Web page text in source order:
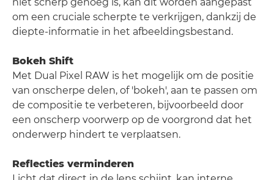
om een cruciale scherpte te verkrijgen, dankzij de
diepte-informatie in het afbeeldingsbestand.
Bokeh Shift
Met Dual Pixel RAW is het mogelijk om de positie
van onscherpe delen, of 'bokeh', aan te passen om
de compositie te verbeteren, bijvoorbeeld door
een onscherp voorwerp op de voorgrond dat het
onderwerp hindert te verplaatsen.
Reflecties verminderen